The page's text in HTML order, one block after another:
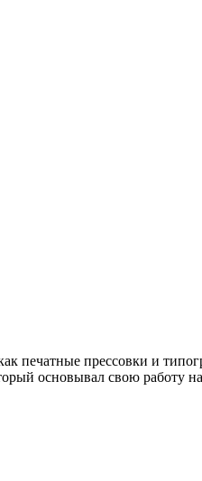
печатные прессовки и
основывал свою работу